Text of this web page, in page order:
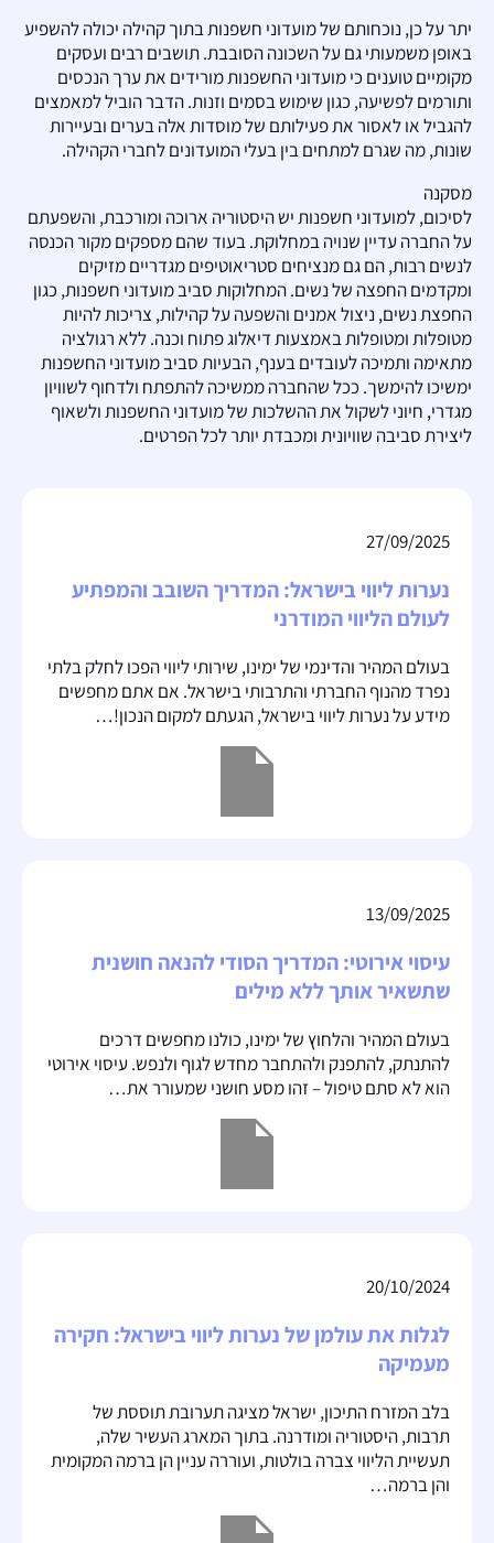
יתר על כן, נוכחותם של מועדוני חשפנות בתוך קהילה יכולה להשפיע
באופן משמעותי גם על השכונה הסובבת. תושבים רבים ועסקים
מקומיים טוענים כי מועדוני החשפנות מורידים את ערך הנכסים
ותורמים לפשיעה, כגון שימוש בסמים וזנות. הדבר הוביל למאמצים
להגביל או לאסור את פעילותם של מוסדות אלה בערים ובעיירות
שונות, מה שגרם למתחים בין בעלי המועדונים לחברי הקהילה.
מסקנה
לסיכום, למועדוני חשפנות יש היסטוריה ארוכה ומורכבת, והשפעתם
על החברה עדיין שנויה במחלוקת. בעוד שהם מספקים מקור הכנסה
לנשים רבות, הם גם מנציחים סטריאוטיפים מגדריים מזיקים
ומקדמים החפצה של נשים. המחלוקות סביב מועדוני חשפנות, כגון
החפצת נשים, ניצול אמנים והשפעה על קהילות, צריכות להיות
מטופלות ומטופלות באמצעות דיאלוג פתוח וכנה. ללא רגולציה
מתאימה ותמיכה לעובדים בענף, הבעיות סביב מועדוני החשפנות
ימשיכו להימשך. ככל שהחברה ממשיכה להתפתח ולדחוף לשוויון
מגדרי, חיוני לשקול את ההשלכות של מועדוני החשפנות ולשאוף
ליצירת סביבה שוויונית ומכבדת יותר לכל הפרטים.
27/09/2025
נערות ליווי בישראל: המדריך השובב והמפתיע
לעולם הליווי המודרני
בעולם המהיר והדינמי של ימינו, שירותי ליווי הפכו לחלק בלתי
נפרד מהנוף החברתי והתרבותי בישראל. אם אתם מחפשים
מידע על נערות ליווי בישראל, הגעתם למקום הנכון!…
13/09/2025
עיסוי אירוטי: המדריך הסודי להנאה חושנית
שתשאיר אותך ללא מילים
בעולם המהיר והלחוץ של ימינו, כולנו מחפשים דרכים
להתנתק, להתפנק ולהתחבר מחדש לגוף ולנפש. עיסוי אירוטי
הוא לא סתם טיפול – זהו מסע חושני שמעורר את…
20/10/2024
לגלות את עולמן של נערות ליווי בישראל: חקירה
מעמיקה
בלב המזרח התיכון, ישראל מציגה תערובת תוססת של
תרבות, היסטוריה ומודרנה. בתוך המארג העשיר שלה,
תעשיית הליווי צברה בולטות, ועוררה עניין הן ברמה המקומית
והן ברמה…